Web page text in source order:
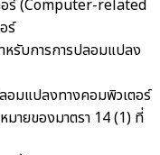
อร์ (Computer-related
ร์
หรับการการปลอมแปลง
มแปลงทางคอมพิวเตอร์
มายของมาตรา 14 (1) ที่